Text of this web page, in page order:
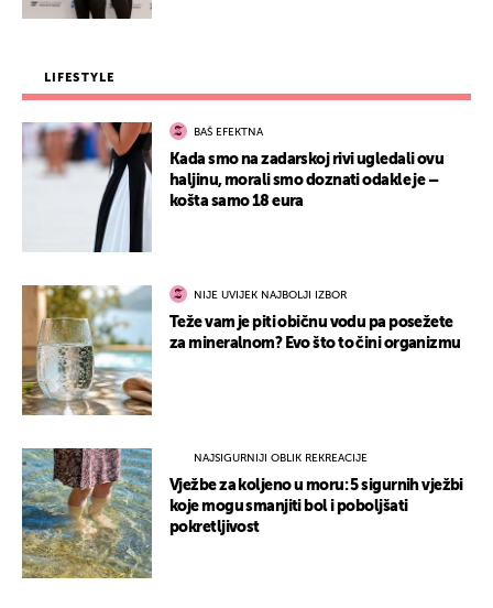
LIFESTYLE
BAŠ EFEKTNA
Kada smo na zadarskoj rivi ugledali ovu
haljinu, morali smo doznati odakle je –
košta samo 18 eura
NIJE UVIJEK NAJBOLJI IZBOR
Teže vam je piti običnu vodu pa posežete
za mineralnom? Evo što to čini organizmu
NAJSIGURNIJI OBLIK REKREACIJE
Vježbe za koljeno u moru: 5 sigurnih vježbi
koje mogu smanjiti bol i poboljšati
pokretljivost